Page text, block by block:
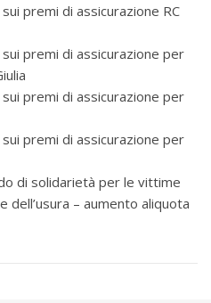
premi di assicurazione RC
premi di assicurazione per
premi di assicurazione per
premi di assicurazione per
di solidarietà per le vittime
– aumento aliquota